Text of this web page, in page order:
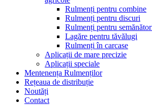
Rulmenți pentru combine
Rulmenți pentru discuri
Rulmenți pentru
Lagăre pentru tăvălugi
Rulmenți în carcase
Aplicații de mare precizie
Aplicații speciale
Mentenența Rulmenților
Rețeaua de distribuție
Noutăți
Contact